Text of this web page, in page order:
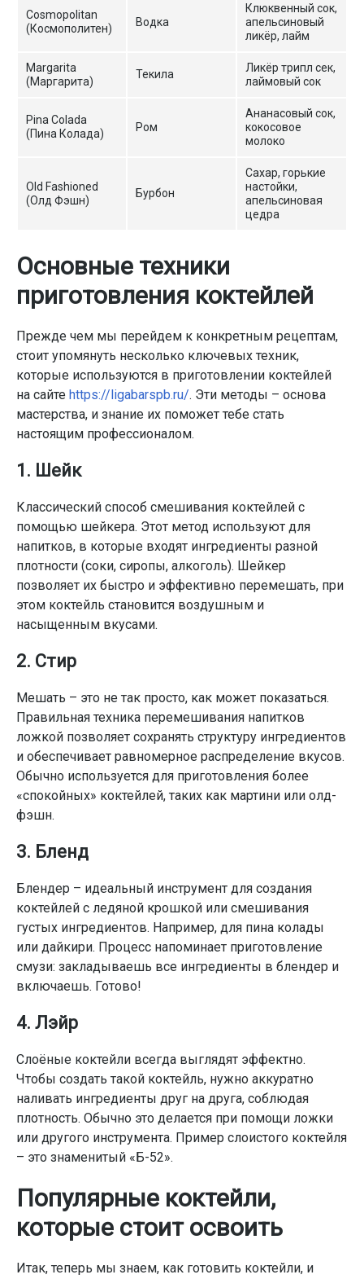
Cosmopolitan
(Космополитен)
Водка
Клюквенный сок,
апельсиновый
ликёр, лайм
Margarita
(Маргарита)
Текила
Ликёр трипл сек,
лаймовый сок
Pina Colada
(Пина Колада)
Ром
Ананасовый сок,
кокосовое
молоко
Old Fashioned
(Олд Фэшн)
Бурбон
Сахар, горькие
настойки,
апельсиновая
цедра
Основные техники
приготовления коктейлей
Прежде чем мы перейдем к конкретным рецептам,
стоит упомянуть несколько ключевых техник,
которые используются в приготовлении коктейлей
на сайте https://ligabarspb.ru/. Эти методы – основа
мастерства, и знание их поможет тебе стать
настоящим профессионалом.
1. Шейк
Классический способ смешивания коктейлей с
помощью шейкера. Этот метод используют для
напитков, в которые входят ингредиенты разной
плотности (соки, сиропы, алкоголь). Шейкер
позволяет их быстро и эффективно перемешать, при
этом коктейль становится воздушным и
насыщенным вкусами.
2. Стир
Мешать – это не так просто, как может показаться.
Правильная техника перемешивания напитков
ложкой позволяет сохранять структуру ингредиентов
и обеспечивает равномерное распределение вкусов.
Обычно используется для приготовления более
«спокойных» коктейлей, таких как мартини или олд-
фэшн.
3. Бленд
Блендер – идеальный инструмент для создания
коктейлей с ледяной крошкой или смешивания
густых ингредиентов. Например, для пина колады
или дайкири. Процесс напоминает приготовление
смузи: закладываешь все ингредиенты в блендер и
включаешь. Готово!
4. Лэйр
Слоёные коктейли всегда выглядят эффектно.
Чтобы создать такой коктейль, нужно аккуратно
наливать ингредиенты друг на друга, соблюдая
плотность. Обычно это делается при помощи ложки
или другого инструмента. Пример слоистого коктейля
– это знаменитый «Б-52».
Популярные коктейли,
которые стоит освоить
Итак, теперь мы знаем, как готовить коктейли, и